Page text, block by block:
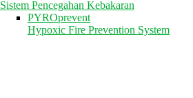
Sistem Pencegahan Kebakaran
PYROprevent
Hypoxic Fire Prevention System